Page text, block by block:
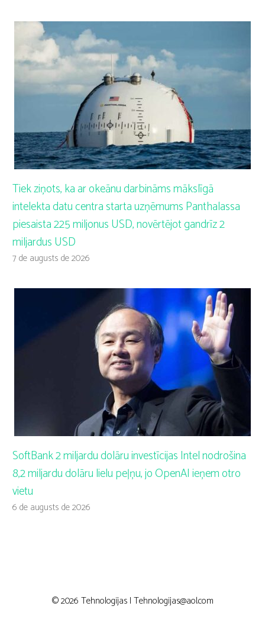
Tiek ziņots, ka ar okeānu darbināms mākslīgā
intelekta datu centra starta uzņēmums Panthalassa
piesaista 225 miljonus USD, novērtējot gandrīz 2
miljardus USD
7 de augusts de 2026
SoftBank 2 miljardu dolāru investīcijas Intel nodrošina
8,2 miljardu dolāru lielu peļņu, jo OpenAI ieņem otro
vietu
6 de augusts de 2026
© 2026 Tehnologijas | Tehnologijas@aol.com